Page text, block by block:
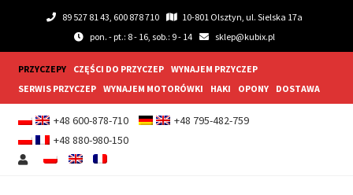
89 527 81 43, 600 878 710
10-801 Olsztyn, ul. Sielska 17a
pon. - pt.: 8 - 16, sob.: 9 - 14
sklep@kubix.pl
PRZYCZEPY CZĘŚCI DO PRZYCZEP
WYNAJEM PRZYCZEP
SERWIS PRZYCZEP
WYNAJEM MOTORÓWKI HAKI OPONY DOSTAWA
+48 600-878-710
+48 795-482-759
+48 880-980-150